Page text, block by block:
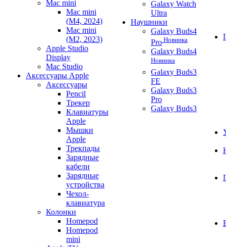
Mac mini
Mac mini
(M4, 2024)
Mac mini
(M2, 2023)
Apple Studio
Display
Mac Studio
Аксессуары Apple
Аксессуары
Pencil
Трекер
Клавиатуры
Apple
Мышки
Apple
Трекпады
Зарядные
кабели
Зарядные
устройства
Чехол-
клавиатура
Колонки
Homepod
Homepod
mini
Galaxy Watch
Ultra
Наушники
Galaxy Buds4
Pro Новинка
Galaxy Buds4
Новинка
Galaxy Buds3
FE
Galaxy Buds3
Pro
Galaxy Buds3